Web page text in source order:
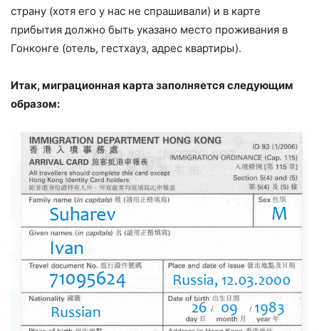
страну (хотя его у нас не спрашивали) и в карте
прибытия должно быть указано место проживания в
Гонконге (отель, гестхауз, адрес квартиры).
Итак, миграционная карта заполняется следующим
образом: